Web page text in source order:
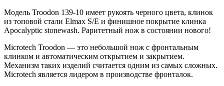
Модель Troodon 139-10 имеет рукоять черного цвета, клинок
из топовой стали Elmax S/E и финишное покрытие клинка
Apocalyptic stonewash. Раритетный нож в состоянии нового!
Microtech Troodon — это небольшой нож с фронтальным
клинком и автоматическим открытием и закрытием.
Механизм таких изделий считается одним из самых сложных.
Microtech является лидером в производстве фронталок.